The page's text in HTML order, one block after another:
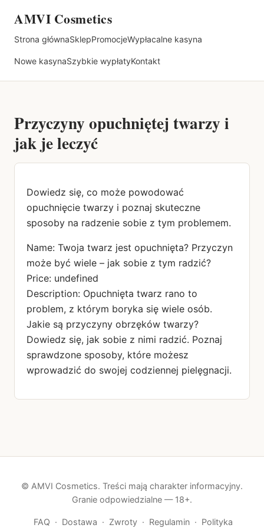
AMVI Cosmetics
Strona głównaSklepPromocjeWypłacalne kasyna
Nowe kasynaSzybkie wypłatyKontakt
Przyczyny opuchniętej twarzy i
jak je leczyć
Dowiedz się, co może powodować
opuchnięcie twarzy i poznaj skuteczne
sposoby na radzenie sobie z tym problemem.
Name: Twoja twarz jest opuchnięta? Przyczyn
może być wiele – jak sobie z tym radzić?
Price: undefined
Description: Opuchnięta twarz rano to
problem, z którym boryka się wiele osób.
Jakie są przyczyny obrzęków twarzy?
Dowiedz się, jak sobie z nimi radzić. Poznaj
sprawdzone sposoby, które możesz
wprowadzić do swojej codziennej pielęgnacji.
© AMVI Cosmetics. Treści mają charakter informacyjny.
Granie odpowiedzialne — 18+.
FAQ · Dostawa · Zwroty · Regulamin · Polityka